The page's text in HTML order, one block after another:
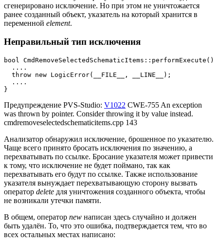
сгенерировано исключение. Но при этом не уничтожается
ранее созданный объект, указатель на который хранится в
переменной element.
Неправильный тип исключения
bool
  ....
  throw new LogicError(__FILE__, __LINE__);
  ....
}
Предупреждение PVS-Studio: V1022 CWE-755 An exception
was thrown by pointer. Consider throwing it by value instead.
cmdremoveselectedschematicitems.cpp 143
Анализатор обнаружил исключение, брошенное по указателю.
Чаще всего принято бросать исключения по значению, а
перехватывать по ссылке. Бросание указателя может привести
к тому, что исключение не будет поймано, так как
перехватывать его будут по ссылке. Также использование
указателя вынуждает перехватывающую сторону вызвать
оператор delete для уничтожения созданного объекта, чтобы
не возникали утечки памяти.
В общем, оператор new написан здесь случайно и должен
быть удалён. То, что это ошибка, подтверждается тем, что во
всех остальных местах написано: